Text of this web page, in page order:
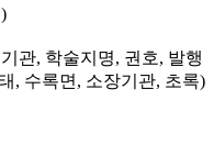
관, 학술지명, 권호, 발행
, 수록면, 소장기관, 초록)